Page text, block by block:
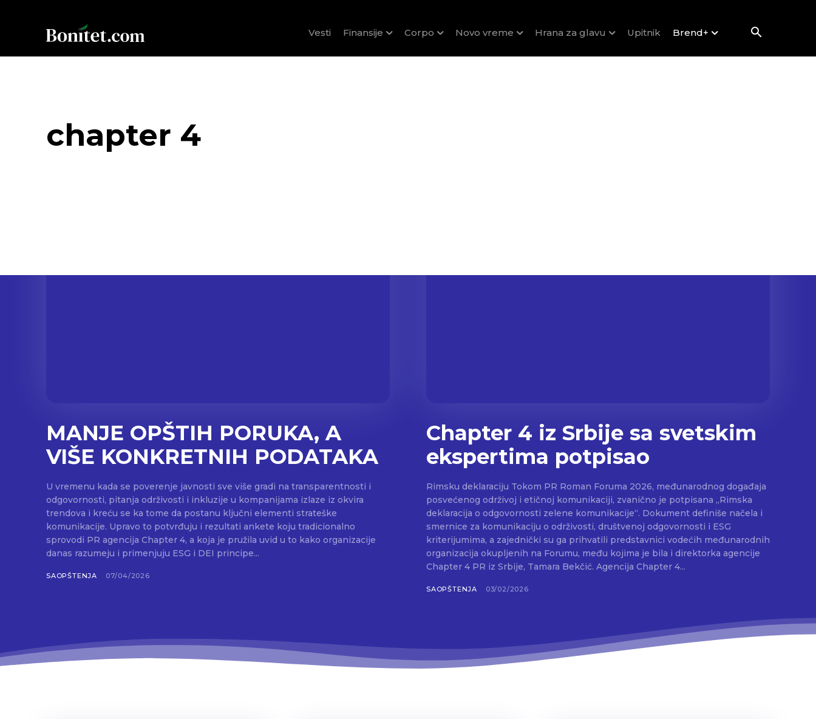
Vesti Finansije Corpo Novo vreme Hrana za glavu Upitnik Brend+
chapter 4
MANJE OPŠTIH PORUKA, A
VIŠE KONKRETNIH PODATAKA
U vremenu kada se poverenje javnosti sve više gradi na transparentnosti i
odgovornosti, pitanja održivosti i inkluzije u kompanijama izlaze iz okvira
trendova i kreću se ka tome da postanu ključni elementi strateške
komunikacije. Upravo to potvrđuju i rezultati ankete koju tradicionalno
sprovodi PR agencija Chapter 4, a koja je pružila uvid u to kako organizacije
danas razumeju i primenjuju ESG i DEI principe...
SAOPŠTENJA 07/04/2026
Chapter 4 iz Srbije sa svetskim
ekspertima potpisao
Rimsku deklaraciju Tokom PR Roman Foruma 2026, međunarodnog događaja
posvećenog održivoj i etičnoj komunikaciji, zvanično je potpisana „Rimska
deklaracija o odgovornosti zelene komunikacije“. Dokument definiše načela i
smernice za komunikaciju o održivosti, društvenoj odgovornosti i ESG
kriterijumima, a zajednički su ga prihvatili predstavnici vodećih međunarodnih
organizacija okupljenih na Forumu, među kojima je bila i direktorka agencije
Chapter 4 PR iz Srbije, Tamara Bekčić. Agencija Chapter 4...
SAOPŠTENJA 03/02/2026